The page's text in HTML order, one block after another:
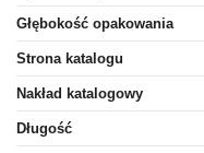
Głębokość opakowania
Strona katalogu
Nakład katalogowy
Długość